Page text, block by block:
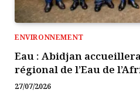
ENVIRONNEMENT
Eau : Abidjan
régional de l’Eau de
27/07/2026